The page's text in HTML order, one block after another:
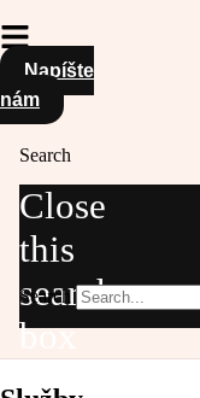
Napíšte
nám
Search
Close
this
search
box
Search